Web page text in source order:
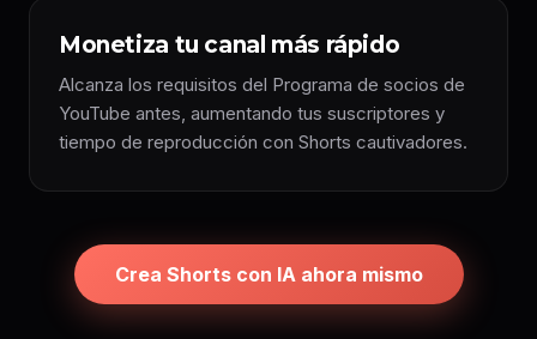
Monetiza tu canal más rápido
Alcanza los requisitos del Programa de socios de
YouTube antes, aumentando tus suscriptores y
tiempo de reproducción con Shorts cautivadores.
Crea Shorts con IA ahora mismo